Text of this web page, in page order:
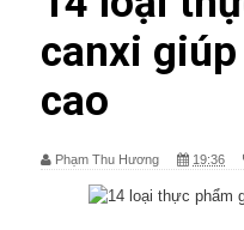
canxi
cao
Phạm Thu Hương 19:36